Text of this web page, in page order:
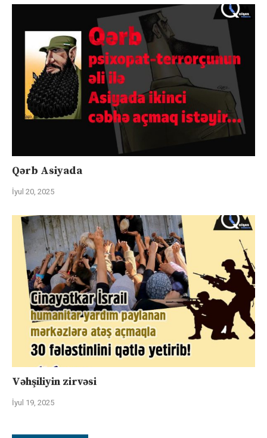
Qərb Asiyada
İyul 20, 2025
Vəhşiliyin zirvəsi
İyul 19, 2025